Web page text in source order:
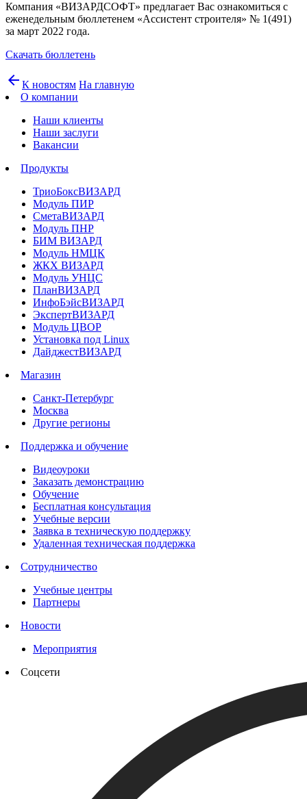
Компания «ВИЗАРДСОФТ» предлагает Вас ознакомиться с
еженедельным бюллетенем «Ассистент строителя» № 1(491)
за март 2022 года.
Скачать бюллетень
arrow_back К новостям На главную
О компании
Наши клиенты
Наши заслуги
Вакансии
Продукты
ТриоБоксВИЗАРД
Модуль ПИР
СметаВИЗАРД
Модуль ПНР
БИМ ВИЗАРД
Модуль НМЦК
ЖКХ ВИЗАРД
Модуль УНЦС
ПланВИЗАРД
ИнфоБэйсВИЗАРД
ЭкспертВИЗАРД
Модуль ЦВОР
Установка под Linux
ДайджестВИЗАРД
Магазин
Санкт-Петербург
Москва
Другие регионы
Поддержка и обучение
Видеоуроки
Заказать демонстрацию
Обучение
Бесплатная консультация
Учебные версии
Заявка в техническую поддержку
Удаленная техническая поддержка
Сотрудничество
Учебные центры
Партнеры
Новости
Мероприятия
Соцсети